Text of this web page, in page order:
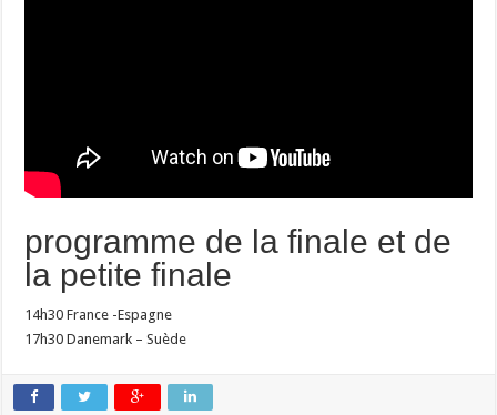
programme de la finale et de
la petite finale
14h30 France -Espagne
17h30 Danemark – Suède